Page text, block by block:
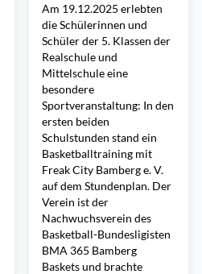
Am 19.12.2025 erlebten
die Schülerinnen und
Schüler der 5. Klassen der
Realschule und
Mittelschule eine
besondere
Sportveranstaltung: In den
ersten beiden
Schulstunden stand ein
Basketballtraining mit
Freak City Bamberg e. V.
auf dem Stundenplan. Der
Verein ist der
Nachwuchsverein des
Basketball-Bundesligisten
BMA 365 Bamberg
Baskets und brachte